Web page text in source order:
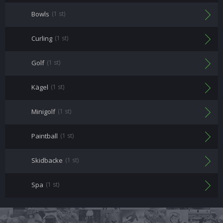
Bowls (1 st)
Curling (1 st)
Golf (1 st)
Kägel (1 st)
Minigolf (1 st)
Paintball (1 st)
Skidbacke (1 st)
Spa (1 st)